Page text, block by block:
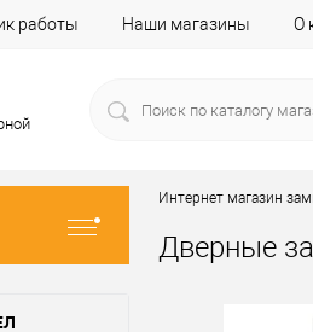
работы Наши магазины О
Интернет магазин
Дверные